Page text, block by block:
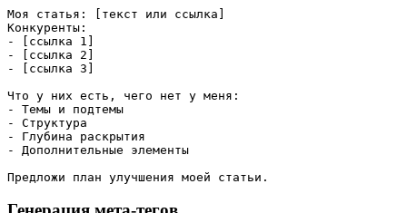
Моя статья: [текст или ссылка]
Конкуренты:
- [ссылка 1]
- [ссылка 2]
- [ссылка 3]
Что у них есть, чего нет у меня:
- Темы и подтемы
- Структура
- Глубина раскрытия
- Дополнительные элементы